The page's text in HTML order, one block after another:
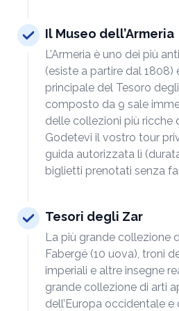
Il Museo dell’Armeria
L’Armeria è uno dei più
(esiste a partire dal 1808)
principale del Tesoro
composto da 9 sale
delle collezioni più ricche
Godetevi il vostro tour
guida autorizzata lì
biglietti prenotati senza
Tesori degli Zar
La più grande collezione
Fabergé (10 uova), troni
imperiali e altre insegne
grande collezione di arti
dell’Europa occidentale e